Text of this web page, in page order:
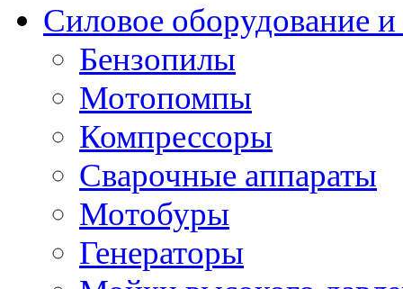
Силовое оборудование
Бензопилы
Мотопомпы
Компрессоры
Сварочные аппараты
Мотобуры
Генераторы